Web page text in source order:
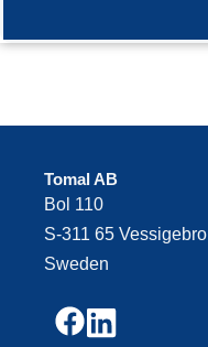
Tomal AB
Bol 110
S-311 65 Vessigebro
Sweden